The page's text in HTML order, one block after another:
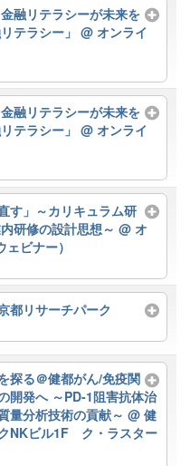
融リテラシーが未来を
テラシー」@ オンライ
融リテラシーが未来を
テラシー」@ オンライ
す」～カリキュラム研
研修の設計思想～@ オ
ビナー）
都リサーチパーク
探る＠健都がん/免疫関
開発へ ～PD-1阻害抗体治
量分析技術の貢献～@ 健
NKビル1F ク・ラスター